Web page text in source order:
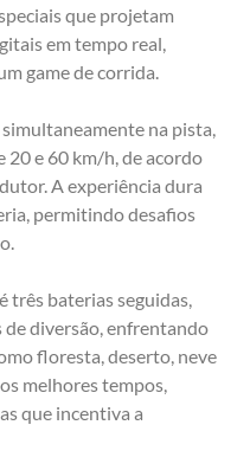
que projetam
em tempo real,
game de corrida.
na pista,
20 e 60 km/h, de acordo
A experiência dura
permitindo desafios
três baterias seguidas,
diversão, enfrentando
floresta, deserto, neve
melhores tempos,
que incentiva a